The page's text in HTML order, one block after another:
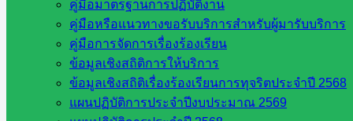
คู่มือมาตรฐานการปฏิบัติงาน
คู่มือหรือแนวทางขอรับบริการสำหรับผู้มารับบริการ
คู่มือการจัดการเรื่องร้องเรียน
ข้อมูลเชิงสถิติการให้บริการ
ข้อมูลเชิงสถิติเรื่องร้องเรียนการทุจริตประจำปี 2568
แผนปฏิบัติการประจำปีงบประมาณ 2569
สำนักงาน ส.ก.ส.ค
หน่วยงานในจังหวัดสระแก้ว
จังหวัดสระแก้ว
องค์การบริหารส่วนจังหวัดสระแก้ว